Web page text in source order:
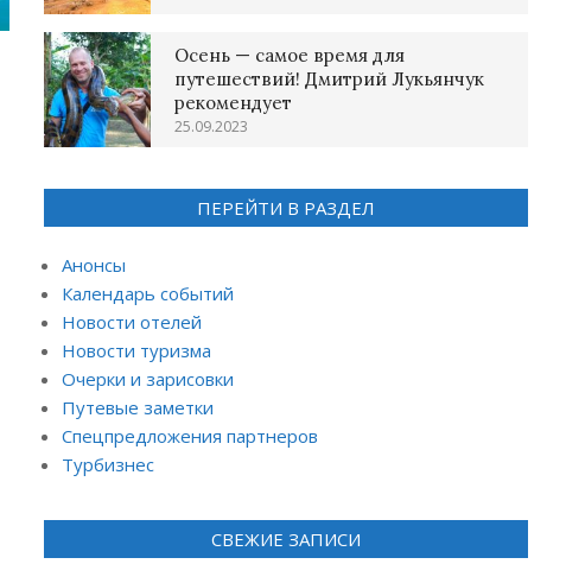
Осень — самое время для
путешествий! Дмитрий Лукьянчук
рекомендует
25.09.2023
ПЕРЕЙТИ В РАЗДЕЛ
Анонсы
Календарь событий
Новости отелей
Новости туризма
Очерки и зарисовки
Путевые заметки
Спецпредложения партнеров
Турбизнес
СВЕЖИЕ ЗАПИСИ